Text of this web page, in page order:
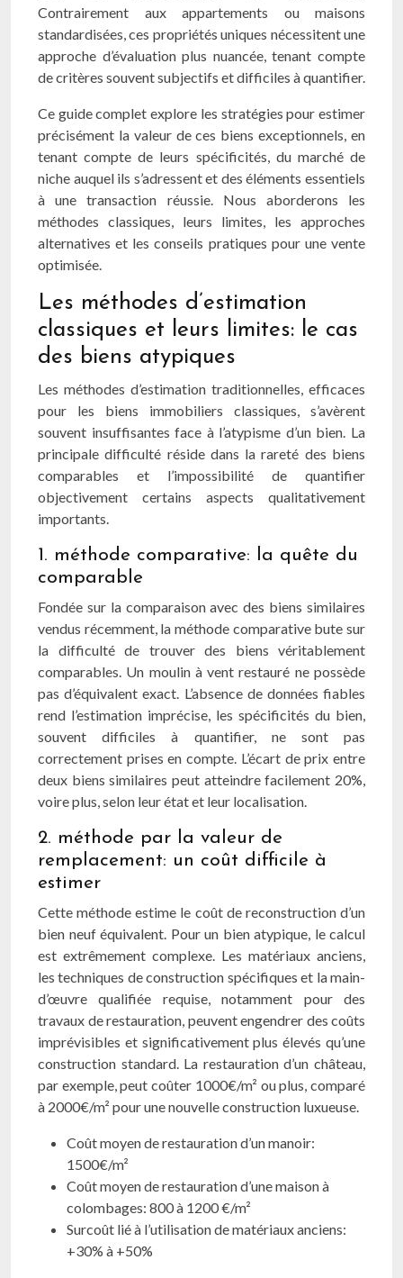
Contrairement aux appartements ou maisons
standardisées, ces propriétés uniques nécessitent une
approche d’évaluation plus nuancée, tenant compte
de critères souvent subjectifs et difficiles à quantifier.
Ce guide complet explore les stratégies pour estimer
précisément la valeur de ces biens exceptionnels, en
tenant compte de leurs spécificités, du marché de
niche auquel ils s’adressent et des éléments essentiels
à une transaction réussie. Nous aborderons les
méthodes classiques, leurs limites, les approches
alternatives et les conseils pratiques pour une vente
optimisée.
Les méthodes d’estimation
classiques et leurs limites: le cas
des biens atypiques
Les méthodes d’estimation traditionnelles, efficaces
pour les biens immobiliers classiques, s’avèrent
souvent insuffisantes face à l’atypisme d’un bien. La
principale difficulté réside dans la rareté des biens
comparables et l’impossibilité de quantifier
objectivement certains aspects qualitativement
importants.
1. méthode comparative: la quête du
comparable
Fondée sur la comparaison avec des biens similaires
vendus récemment, la méthode comparative bute sur
la difficulté de trouver des biens véritablement
comparables. Un moulin à vent restauré ne possède
pas d’équivalent exact. L’absence de données fiables
rend l’estimation imprécise, les spécificités du bien,
souvent difficiles à quantifier, ne sont pas
correctement prises en compte. L’écart de prix entre
deux biens similaires peut atteindre facilement 20%,
voire plus, selon leur état et leur localisation.
2. méthode par la valeur de
remplacement: un coût difficile à
estimer
Cette méthode estime le coût de reconstruction d’un
bien neuf équivalent. Pour un bien atypique, le calcul
est extrêmement complexe. Les matériaux anciens,
les techniques de construction spécifiques et la main-
d’œuvre qualifiée requise, notamment pour des
travaux de restauration, peuvent engendrer des coûts
imprévisibles et significativement plus élevés qu’une
construction standard. La restauration d’un château,
par exemple, peut coûter 1000€/m² ou plus, comparé
à 2000€/m² pour une nouvelle construction luxueuse.
Coût moyen de restauration d’un manoir:
1500€/m²
Coût moyen de restauration d’une maison à
colombages: 800 à 1200 €/m²
Surcoût lié à l’utilisation de matériaux anciens:
+30% à +50%